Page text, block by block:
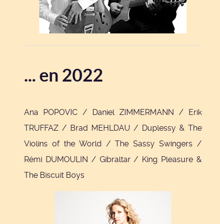
... en 2022
Ana POPOVIC / Daniel ZIMMERMANN / Erik
TRUFFAZ / Brad MEHLDAU / Duplessy & The
Violins of the World / The Sassy Swingers /
Rémi DUMOULIN / Gibraltar / King Pleasure &
The Biscuit Boys